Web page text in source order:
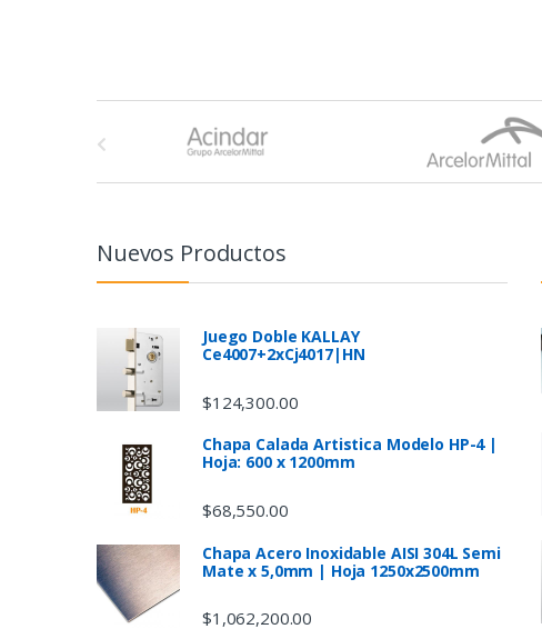
Nuevos Productos
Juego Doble KALLAY
Ce4007+2xCj4017|HN
$124,300.00
Chapa Calada Artistica Modelo HP-4 |
Hoja: 600 x 1200mm
$68,550.00
Chapa Acero Inoxidable AISI 304L Semi
Mate x 5,0mm | Hoja 1250x2500mm
$1,062,200.00